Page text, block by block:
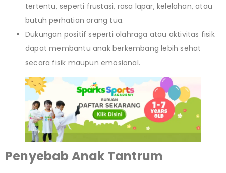
tertentu, seperti frustasi, rasa lapar, kelelahan, atau
butuh perhatian orang tua.
Dukungan positif seperti olahraga atau aktivitas fisik
dapat membantu anak berkembang lebih sehat
secara fisik maupun emosional.
Penyebab Anak Tantrum